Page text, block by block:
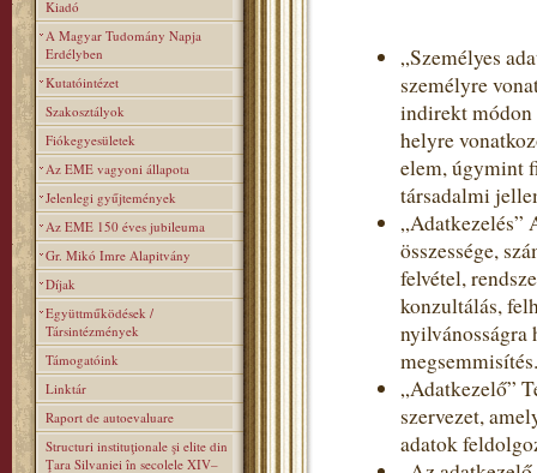
Kiadó
A Magyar Tudomány Napja
Erdélyben
Kutatóintézet
Szakosztályok
Fiókegyesületek
Az EME vagyoni állapota
Jelenlegi gyűjtemények
Az EME 150 éves jubileuma
Gr. Mikó Imre Alapitvány
Díjak
Együttműködések /
Társintézmények
Támogatóink
Linktár
Raport de autoevaluare
Structuri instituţionale şi elite din
Ţara Silvaniei în secolele XIV–
„Személyes
személyre
indirekt módon
helyre
elem, úgymint
társadalmi
„Adatkezelés”
összessége,
felvétel,
konzultálás,
nyilvánosságra
megsemmisítés.
„Adatkezelő”
szervezet,
adatok